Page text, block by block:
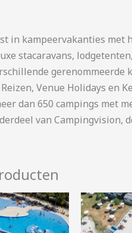
in kampeervakanties met
stacaravans,
gerenommeerde
Venue Holidays en
dan 650 campings met
van Campingvision,